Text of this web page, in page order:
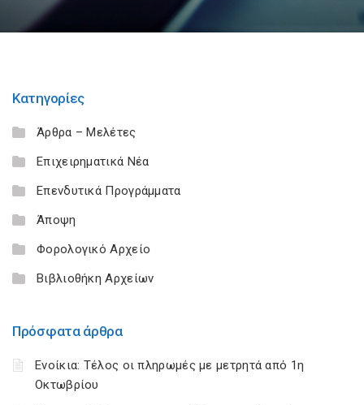
Κατηγορίες
Άρθρα – Μελέτες
Επιχειρηματικά Νέα
Επενδυτικά Προγράμματα
Άποψη
Φορολογικό Αρχείο
Βιβλιοθήκη Αρχείων
Πρόσφατα άρθρα
Ενοίκια: Τέλος οι πληρωμές με μετρητά από 1η
Οκτωβρίου